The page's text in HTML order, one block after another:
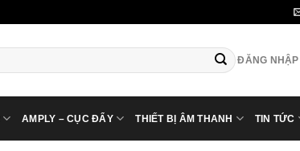
ĐĂNG NHẬP
AMPLY – CỤC ĐẨY THIẾT BỊ ÂM THANH TIN TỨC